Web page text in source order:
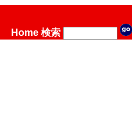
Home 検索